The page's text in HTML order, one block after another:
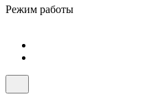
Режим работы